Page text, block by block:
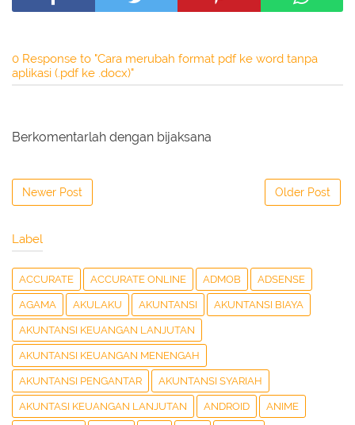
0 Response to "Cara merubah format pdf ke word tanpa
aplikasi (.pdf ke .docx)"
Berkomentarlah dengan bijaksana
Newer Post Older Post
Label
ACCURATE ACCURATE ONLINE ADMOB ADSENSE
AGAMA AKULAKU AKUNTANSI AKUNTANSI BIAYA
AKUNTANSI KEUANGAN LANJUTAN
AKUNTANSI KEUANGAN MENENGAH
AKUNTANSI PENGANTAR AKUNTANSI SYARIAH
AKUNTASI KEUANGAN LANJUTAN ANDROID ANIME